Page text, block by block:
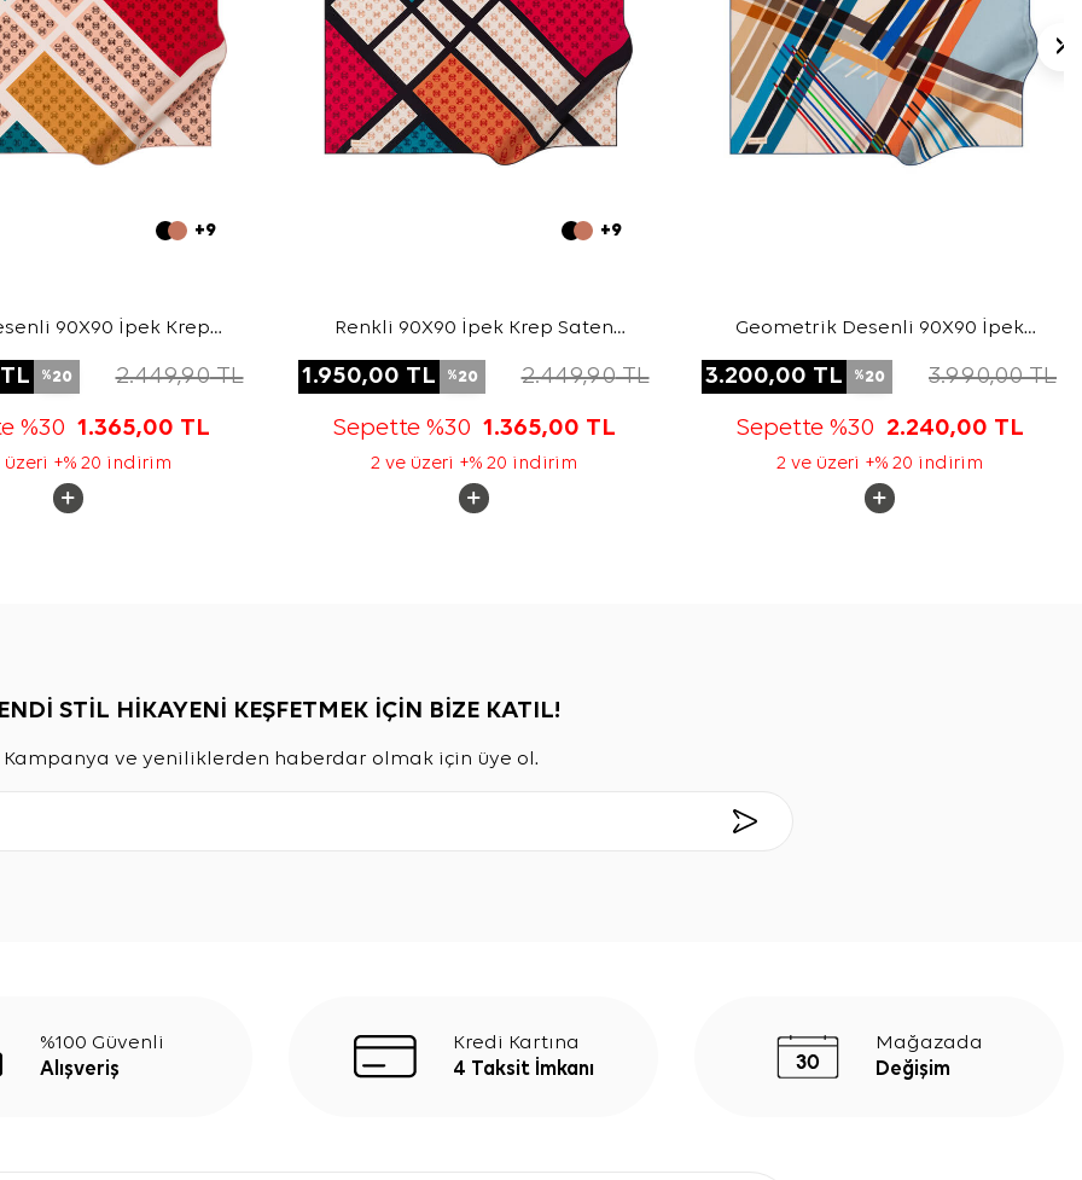
+9
90X90 İpek Krep
%20 2.449,90TL
%30 1.365,00 TL
üzeri +% 20 indirim
+9
Renkli 90X90 İpek Krep Saten
1.950,00 TL %20 2.449,90TL
Sepette %30 1.365,00 TL
2 ve üzeri +% 20 indirim
Geometrik Desenli 90X90 İpek
3.200,00 TL %20 3.990,00TL
Sepette %30 2.240,00 TL
2 ve üzeri +% 20 indirim
STİL HİKAYENİ KEŞFETMEK İÇİN BİZE KATIL!
Kampanya ve yeniliklerden haberdar olmak için üye ol.
%100 Güvenli
Alışveriş
Kredi Kartına
4 Taksit İmkanı
Mağazada
Değişim